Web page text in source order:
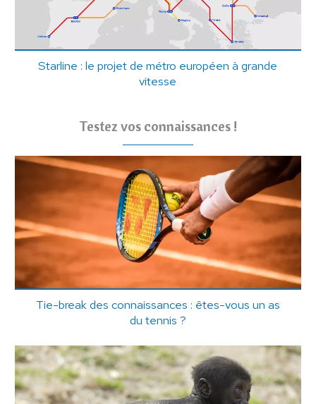
Starline : le projet de métro européen à grande
vitesse
Testez vos connaissances !
Tie-break des connaissances : êtes-vous un as
du tennis ?